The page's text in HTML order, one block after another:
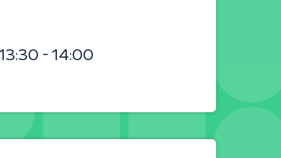
13:30 - 14:00